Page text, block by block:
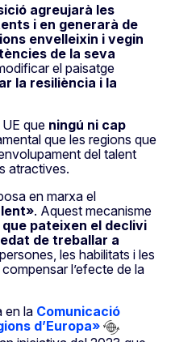
agreujarà les
i en generarà de
envelleixin i vegin
de la seva
el paisatge
la resiliència i la
que ningú ni cap
que les regions que
del talent
atractives.
en marxa el
. Aquest mecanisme
que pateixen el declivi
de treballar a
les habilitats i les
l’efecte de la
en la Comunicació
d’Europa»